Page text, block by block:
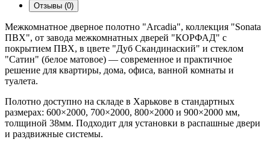
Отзывы (0)
Межкомнатное дверное полотно "Arcadia", коллекция "Sonata
ПВХ", от завода межкомнатных дверей "КОРФАД" с
покрытием ПВХ, в цвете "Дуб Скандинаский" и стеклом
"Сатин" (белое матовое) — современное и практичное
решение для квартиры, дома, офиса, ванной комнаты и
туалета.
Полотно доступно на складе в Харькове в стандартных
размерах: 600×2000, 700×2000, 800×2000 и 900×2000 мм,
толщиной 38мм. Подходит для установки в распашные двери
и раздвижные системы.